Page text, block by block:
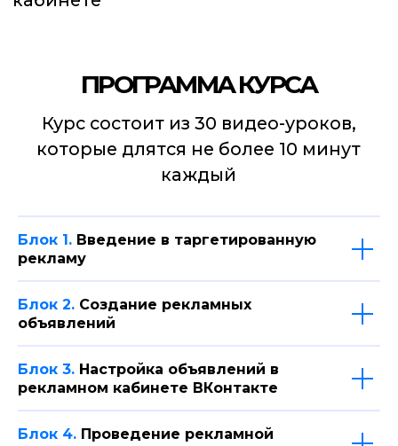
Блок 1. Введение в таргетированную
рекламу
Блок 2. Создание рекламных
объявлений
Блок 3. Настройка объявлений в
рекламном кабинете ВКонтакте
Блок 4. Проведение рекламной
Курс будет полезен:
Действующим СММ
Овладев настройкой Таргета
увеличить стоимость своих услуг
и стать более востребованным